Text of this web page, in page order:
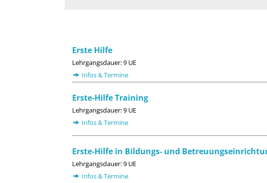
Erste Hilfe
Lehrgangsdauer: 9 UE
Infos & Termine
Erste-Hilfe Training
Lehrgangsdauer: 9 UE
Infos & Termine
Erste-Hilfe in Bildungs- und
Lehrgangsdauer: 9 UE
Infos & Termine